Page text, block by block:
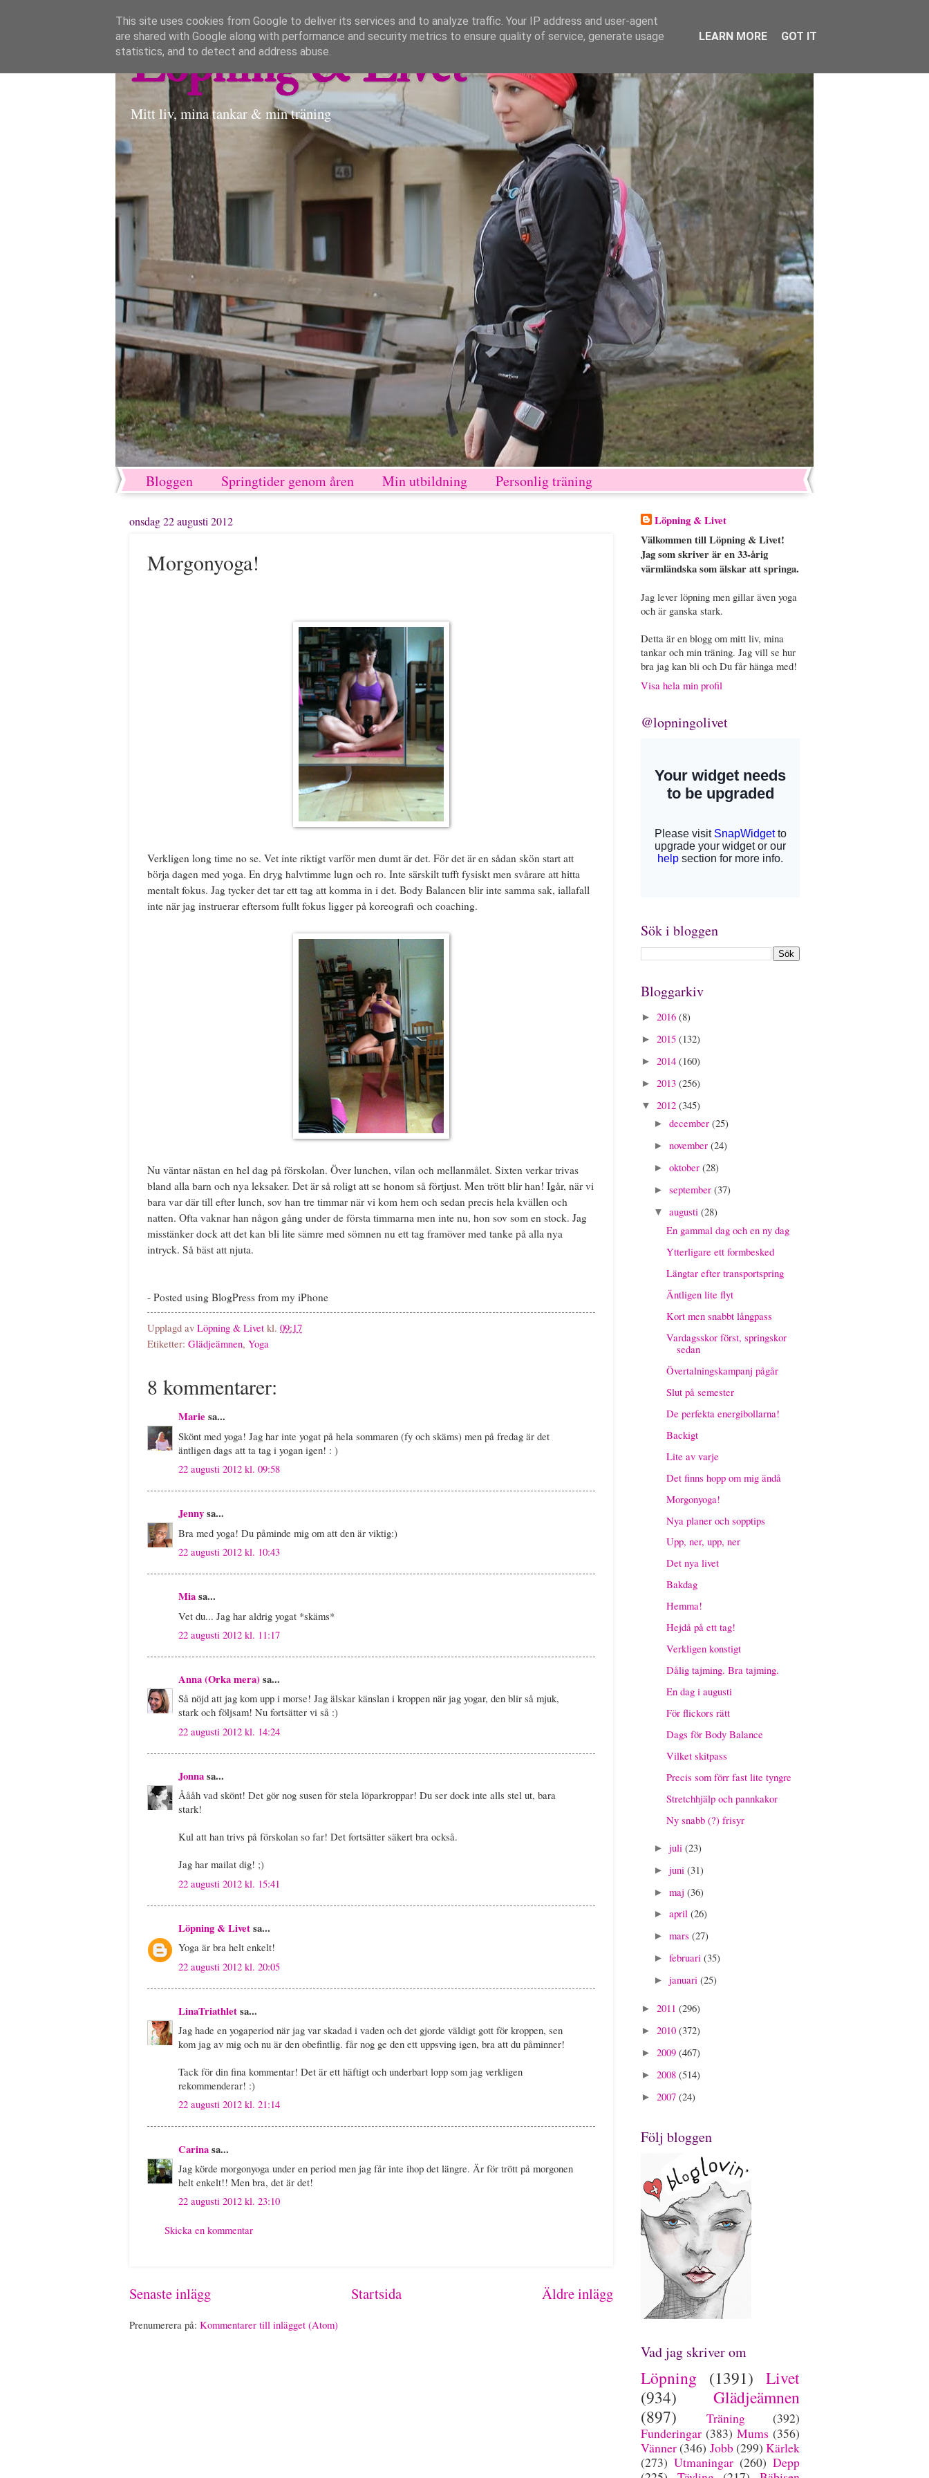
Löpning & Livet
Mitt liv, mina tankar & min träning
Bloggen Springtider genom åren Min utbildning Personlig träning
onsdag 22 augusti 2012
Morgonyoga!
Verkligen long time no se. Vet inte riktigt varför men dumt är det. För det är en sådan skön start att
börja dagen med yoga. En dryg halvtimme lugn och ro. Inte särskilt tufft fysiskt men svårare att hitta
mentalt fokus. Jag tycker det tar ett tag att komma in i det. Body Balancen blir inte samma sak, iallafall
inte när jag instruerar eftersom fullt fokus ligger på koreografi och coaching.
Nu väntar nästan en hel dag på förskolan. Över lunchen, vilan och mellanmålet. Sixten verkar trivas
bland alla barn och nya leksaker. Det är så roligt att se honom så förtjust. Men trött blir han! Igår, när vi
bara var där till efter lunch, sov han tre timmar när vi kom hem och sedan precis hela kvällen och
natten. Ofta vaknar han någon gång under de första timmarna men inte nu, hon sov som en stock. Jag
misstänker dock att det kan bli lite sämre med sömnen nu ett tag framöver med tanke på alla nya
intryck. Så bäst att njuta.
- Posted using BlogPress from my iPhone
Upplagd av Löpning & Livet kl. 09:17
Etiketter: Glädjeämnen, Yoga
8 kommentarer:
Marie sa...
Skönt med yoga! Jag har inte yogat på hela sommaren (fy och skäms) men på fredag är det
äntligen dags att ta tag i yogan igen! : )
22 augusti 2012 kl. 09:58
Jennysa...
Bra med yoga! Du påminde mig om att den är viktig:)
22 augusti 2012 kl. 10:43
Miasa...
Vet du... Jag har aldrig yogat *skäms*
22 augusti 2012 kl. 11:17
Anna (Orka mera)sa...
Så nöjd att jag kom upp i morse! Jag älskar känslan i kroppen när jag yogar, den blir så mjuk,
stark och följsam! Nu fortsätter vi så :)
22 augusti 2012 kl. 14:24
Jonnasa...
Åååh vad skönt! Det gör nog susen för stela löparkroppar! Du ser dock inte alls stel ut, bara
stark!
Kul att han trivs på förskolan so far! Det fortsätter säkert bra också.
Jag har mailat dig! ;)
22 augusti 2012 kl. 15:41
Löpning & Livetsa...
Yoga är bra helt enkelt!
22 augusti 2012 kl. 20:05
LinaTriathletsa...
Jag hade en yogaperiod när jag var skadad i vaden och det gjorde väldigt gott för kroppen, sen
kom jag av mig och nu är den obefintlig. får nog ge den ett uppsving igen, bra att du påminner!
Tack för din fina kommentar! Det är ett häftigt och underbart lopp som jag verkligen
rekommenderar! :)
22 augusti 2012 kl. 21:14
Carinasa...
Jag körde morgonyoga under en period men jag får inte ihop det längre. Är för trött på morgonen
helt enkelt!! Men bra, det är det!
22 augusti 2012 kl. 23:10
Skicka en kommentar
Senaste inlägg Äldre inlägg
Startsida
Prenumerera på: Kommentarer till inlägget (Atom)
Löpning & Livet
Välkommen till Löpning & Livet!
Jag som skriver är en 33-årig
värmländska som älskar att springa.
Jag lever löpning men gillar även yoga
och är ganska stark.
Detta är en blogg om mitt liv, mina
tankar och min träning. Jag vill se hur
bra jag kan bli och Du får hänga med!
Visa hela min profil
@lopningolivet
Sök i bloggen
Bloggarkiv
► 2016 (8)
► 2015 (132)
► 2014 (160)
► 2013 (256)
▼ 2012 (345)
► december (25)
► november (24)
► oktober (28)
► september (37)
▼ augusti (28)
En gammal dag och en ny dag
Ytterligare ett formbesked
Längtar efter transportspring
Äntligen lite flyt
Kort men snabbt långpass
Vardagsskor först, springskor
sedan
Övertalningskampanj pågår
Slut på semester
De perfekta energibollarna!
Backigt
Lite av varje
Det finns hopp om mig ändå
Morgonyoga!
Nya planer och sopptips
Upp, ner, upp, ner
Det nya livet
Bakdag
Hemma!
Hejdå på ett tag!
Verkligen konstigt
Dålig tajming. Bra tajming.
En dag i augusti
För flickors rätt
Dags för Body Balance
Vilket skitpass
Precis som förr fast lite tyngre
Stretchhjälp och pannkakor
Ny snabb (?) frisyr
► juli (23)
► juni (31)
► maj (36)
► april (26)
► mars (27)
► februari (35)
► januari (25)
► 2011 (296)
► 2010 (372)
► 2009 (467)
► 2008 (514)
► 2007 (24)
Följ bloggen
Vad jag skriver om
Löpning (1391) Livet
(934)
Glädjeämnen
(897)
Träning
(392)
Funderingar (383) Mums (356)
Vänner(346) Jobb(299) Kärlek
(273) Utmaningar (260) Depp
This site uses cookies from Google to deliver its services and to analyze traffic. Your IP address and user-agent
are shared with Google along with performance and security metrics to ensure quality of service, generate usage
statistics, and to detect and address abuse.
LEARN MORE GOT IT